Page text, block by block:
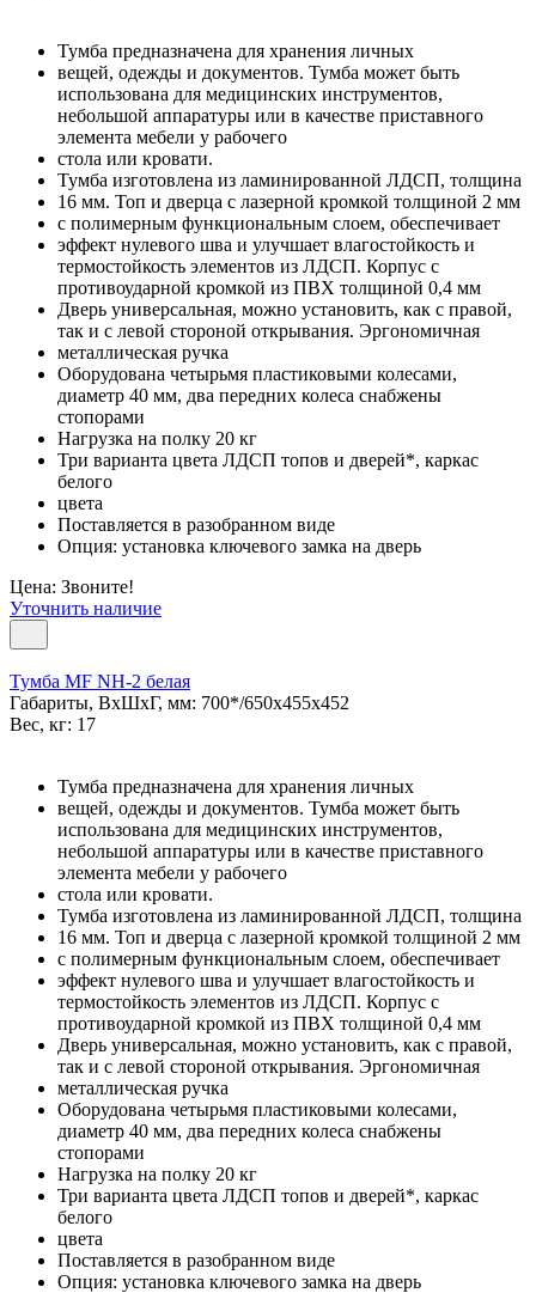
Тумба предназначена для хранения личных
вещей, одежды и документов. Тумба может быть
использована для медицинских инструментов,
небольшой аппаратуры или в качестве приставного
элемента мебели у рабочего
стола или кровати.
Тумба изготовлена из ламинированной ЛДСП, толщина
16 мм. Топ и дверца с лазерной кромкой толщиной 2 мм
с полимерным функциональным слоем, обеспечивает
эффект нулевого шва и улучшает влагостойкость и
термостойкость элементов из ЛДСП. Корпус с
противоударной кромкой из ПВХ толщиной 0,4 мм
Дверь универсальная, можно установить, как с правой,
так и с левой стороной открывания. Эргономичная
металлическая ручка
Оборудована четырьмя пластиковыми колесами,
диаметр 40 мм, два передних колеса снабжены
стопорами
Нагрузка на полку 20 кг
Три варианта цвета ЛДСП топов и дверей*, каркас
белого
цвета
Поставляется в разобранном виде
Опция: установка ключевого замка на дверь
Цена: Звоните!
Уточнить наличие
Тумба MF NH-2 белая
Габариты, ВxШxГ, мм: 700*/650x455x452
Вес, кг: 17
Тумба предназначена для хранения личных
вещей, одежды и документов. Тумба может быть
использована для медицинских инструментов,
небольшой аппаратуры или в качестве приставного
элемента мебели у рабочего
стола или кровати.
Тумба изготовлена из ламинированной ЛДСП, толщина
16 мм. Топ и дверца с лазерной кромкой толщиной 2 мм
с полимерным функциональным слоем, обеспечивает
эффект нулевого шва и улучшает влагостойкость и
термостойкость элементов из ЛДСП. Корпус с
противоударной кромкой из ПВХ толщиной 0,4 мм
Дверь универсальная, можно установить, как с правой,
так и с левой стороной открывания. Эргономичная
металлическая ручка
Оборудована четырьмя пластиковыми колесами,
диаметр 40 мм, два передних колеса снабжены
стопорами
Нагрузка на полку 20 кг
Три варианта цвета ЛДСП топов и дверей*, каркас
белого
цвета
Поставляется в разобранном виде
Опция: установка ключевого замка на дверь